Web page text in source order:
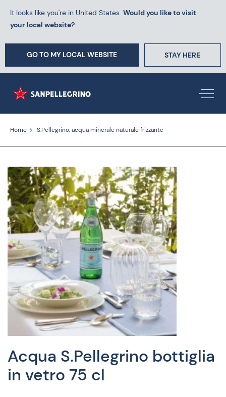
It looks like you're in United States. Would you like to visit
your local website?
GO TO MY LOCAL WEBSITE STAY HERE
Home S.Pellegrino, acqua minerale naturale frizzante
Acqua S.Pellegrino bottiglia
in vetro 75 cl